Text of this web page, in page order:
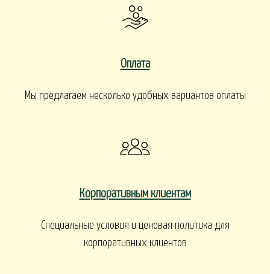
Оплата
Мы предлагаем несколько удобных вариантов оплаты
Корпоративным клиентам
Специальные условия и ценовая политика для
корпоративных клиентов